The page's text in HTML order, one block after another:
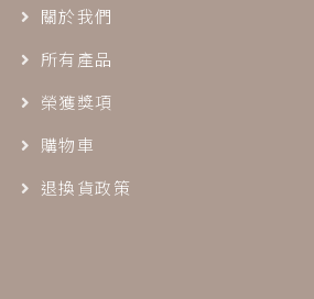
關於我們
所有產品
榮獲獎項
購物車
退換貨政策